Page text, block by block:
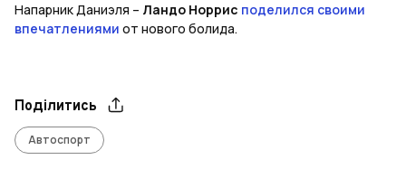
Напарник Даниэля – Ландо Норрис поделился своими
впечатлениями от нового болида.
Поділитись
Автоспорт